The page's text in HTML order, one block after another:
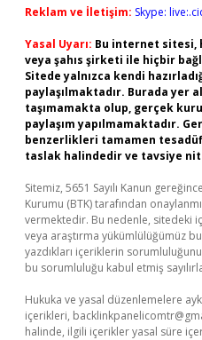
Reklam ve İletişim: Skype:
Yasal Uyarı: Bu internet sitesi,
veya şahıs şirketi ile hiçbir
Sitede yalnızca kendi
paylaşılmaktadır. Burada yer
taşımamakta olup, gerçek
paylaşım yapılmamaktadır.
benzerlikleri tamamen
taslak halindedir ve tavsiye
Sitemiz, 5651 Sayılı Kanun
Kurumu (BTK) tarafından
vermektedir. Bu nedenle, sitedeki
veya araştırma yükümlülüğümüz
yazdıkları içeriklerin
bu sorumluluğu kabul etmiş
Hukuka ve yasal düzenlemelere
içerikleri,
halinde, ilgili içerikler yasal süre